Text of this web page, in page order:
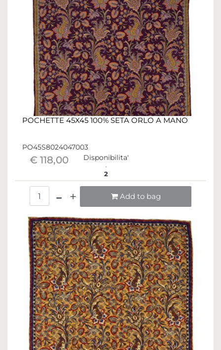
POCHETTE 45X45 100% SETA ORLO A MANO
PO45S8024047003
€ 118,00 Disponibilita'
2
Add to bag